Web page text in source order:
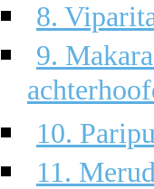
8.
9.
10.
11.